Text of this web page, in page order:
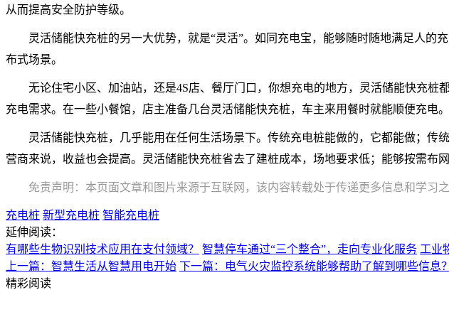
从而提高安全防护等级。
灵活储能快充桩的另一大优势，就是“灵活”。如同充电宝，能够随时随地满足人
布式场景。
无论住宅小区、加油站，还是4S店、餐厅门口，你想充电的地方，灵活储能快充
充电需求。在一些小餐馆，店主准备几台灵活储能快充桩，车主来用餐时就能顺便充电。
灵活储能快充桩，几乎能用在任何生活场景下。传统充电桩能做的，它都能做；
营商来说，收益也会提高。灵活储能快充桩省去了建桩成本，场地要求低；能够按需布
免责声明：本页面文章和图片来源于互联网，该内容转载处于传递更多信息和学习
充电桩 新型充电桩 智能充电桩
延伸阅读：
有哪些生物识别技术应用在支付领域？
智慧停车通过“三个整合”，走向专业化服务 工业
上一篇：智慧生活从智慧用电开始 下一篇：电气火灾监控系统能够帮助了解到哪些信息？
精彩阅读